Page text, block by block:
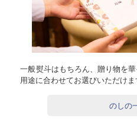
一般熨斗はもちろん、贈り物を
用途に合わせてお選びいただけま
のしの